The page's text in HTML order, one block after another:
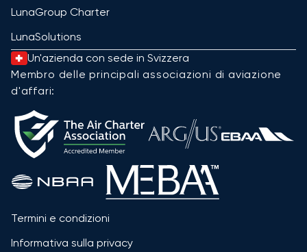
LunaGroup Charter
LunaSolutions
Un'azienda con sede in Svizzera
Membro delle principali associazioni di aviazione
d'affari:
Termini e condizioni
Informativa sulla privacy